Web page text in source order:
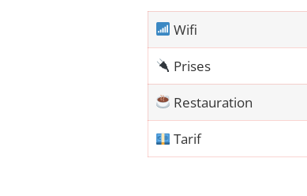
Wifi
Prises
Restauration
Tarif